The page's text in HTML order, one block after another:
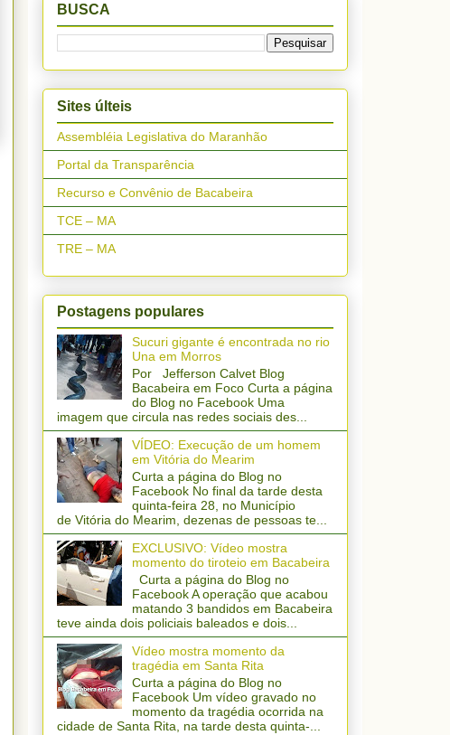
BUSCA
Sites últeis
Assembléia Legislativa do Maranhão
Portal da Transparência
Recurso e Convênio de Bacabeira
TCE – MA
TRE – MA
Postagens populares
Sucuri gigante é encontrada no rio
Una em Morros
Por Jefferson Calvet Blog
Bacabeira em Foco Curta a página
do Blog no Facebook Uma
imagem que circula nas redes sociais des...
VÍDEO: Execução de um homem
em Vitória do Mearim
Curta a página do Blog no
Facebook No final da tarde desta
quinta-feira 28, no Município
de Vitória do Mearim, dezenas de pessoas te...
EXCLUSIVO: Vídeo mostra
momento do tiroteio em Bacabeira
Curta a página do Blog no
Facebook A operação que acabou
matando 3 bandidos em Bacabeira
teve ainda dois policiais baleados e dois...
Vídeo mostra momento da
tragédia em Santa Rita
Curta a página do Blog no
Facebook Um vídeo gravado no
momento da tragédia ocorrida na
cidade de Santa Rita, na tarde desta quinta-...